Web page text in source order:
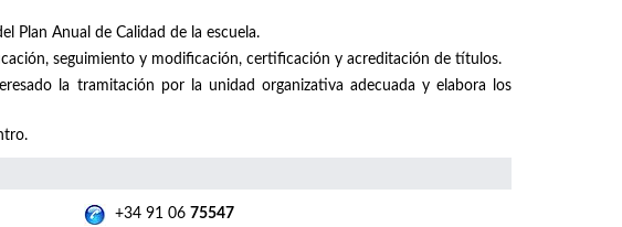
Plan Anual de Calidad de la escuela.
seguimiento y modificación, certificación y acreditación de títulos.
la tramitación por la unidad organizativa adecuada y elabora los
+34 91 06 75547